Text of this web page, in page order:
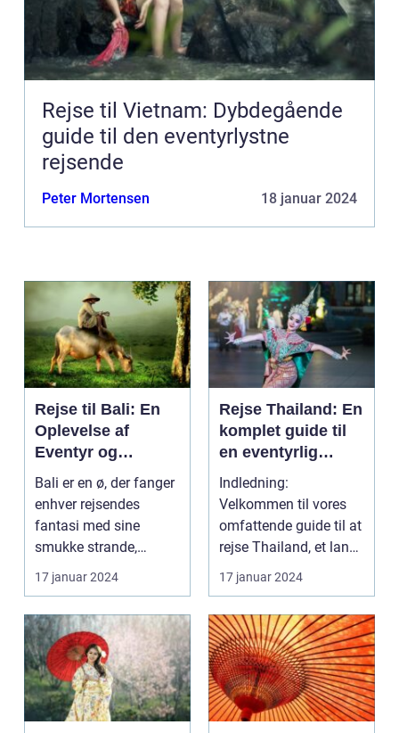
Rejse til Vietnam: Dybdegående
guide til den eventyrlystne
rejsende
Peter Mortensen 18 januar 2024
Rejse til Bali: En
Oplevelse af
Eventyr og
Skønhed
Bali er en ø, der fanger
enhver rejsendes
fantasi med sine
smukke strande,
frodige rismarker og en
u...
17 januar 2024
Rejse Thailand: En
komplet guide til
en eventyrlig
oplevelse
Indledning:
Velkommen til vores
omfattende guide til at
rejse Thailand, et land
rigt på kultur, hist...
17 januar 2024